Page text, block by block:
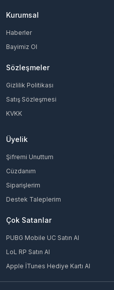
Kurumsal
Haberler
Bayimiz Ol
Sözleşmeler
Gizlilik Politikası
Satış Sözleşmesi
KVKK
Üyelik
Şifremi Unuttum
Cüzdanım
Siparişlerim
Destek Taleplerim
Çok Satanlar
PUBG Mobile UC Satın Al
LoL RP Satın Al
Apple İTunes Hediye Kartı Al